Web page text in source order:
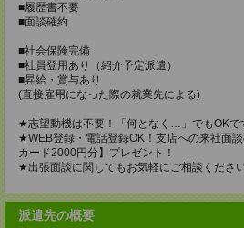
■履歴書不要
■面談確約
■社会保険完備
■社員登用あり（紹介予定派遣）
■昇給・賞与あり
(直接雇用になった際の就業先による)
★志望動機は不要！「何となく…」でもOKで
★WEB登録・電話登録OK！支店への来社面
カード2000円分】プレゼント！
★出張面談に関してもお気軽にご相談ください
派遣先の概要